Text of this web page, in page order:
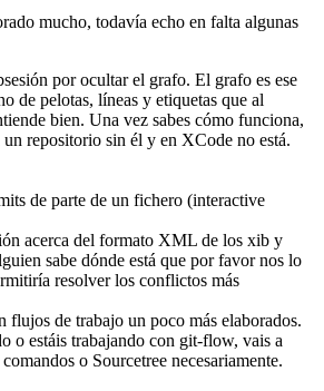
mucho, todavía echo en falta algunas
por ocultar el grafo. El grafo es ese
de pelotas, líneas y etiquetas que al
bien. Una vez sabes cómo funciona,
un repositorio sin él y en XCode no está.
de parte de un fichero (interactive
acerca del formato XML de los xib y
sabe dónde está que por favor nos lo
resolver los conflictos más
flujos de trabajo un poco más elaborados.
o estáis trabajando con git-flow, vais a
o Sourcetree necesariamente.